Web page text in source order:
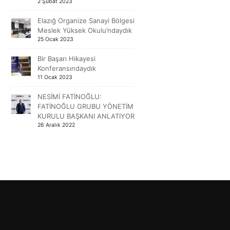
Elazığ Organize Sanayi Bölgesi
Meslek Yüksek Okulu’ndaydık
25 Ocak 2023
Bir Başarı Hikayesi
Konferansındaydık
11 Ocak 2023
NESİMİ FATİNOĞLU:
FATİNOĞLU GRUBU YÖNETİM
KURULU BAŞKANI ANLATIYOR
26 Aralık 2022